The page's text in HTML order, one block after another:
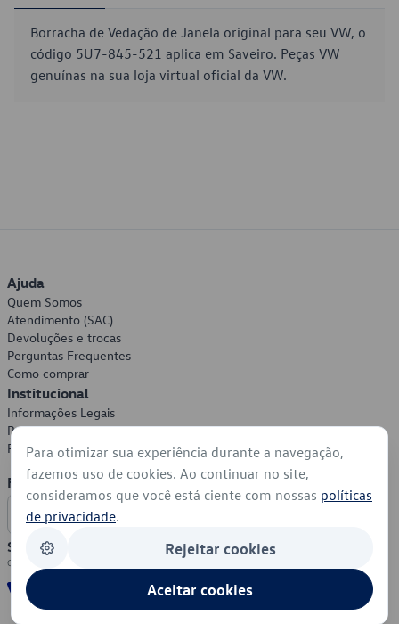
Borracha de Vedação de Janela original para seu VW, o
código 5U7-845-521 aplica em Saveiro. Peças VW
genuínas na sua loja virtual oficial da VW.
Ajuda
Quem Somos
Atendimento (SAC)
Devoluções e trocas
Perguntas Frequentes
Como comprar
Institucional
Informações Legais
Política de Privacidade
Política de Cookies
Formas de Pagamento
Segurança
Para otimizar sua experiência durante a navegação,
fazemos uso de cookies. Ao continuar no site,
consideramos que você está ciente com nossas políticas
de privacidade.
Rejeitar cookies
Aceitar cookies